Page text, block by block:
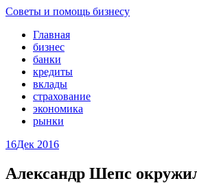
Советы и помощь бизнесу
Главная
бизнес
банки
кредиты
вклады
страхование
экономика
рынки
16Дек 2016
Александр Шепс